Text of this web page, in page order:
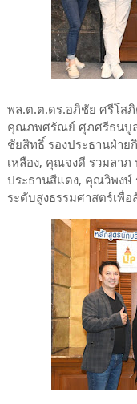
พล.ต.ต.ดร.อภิชัย ศรีโส
คุณภพศรัณย์ ศุภศรีธนบูล
ชัยสิทธิ์ รองประธานฝ่าย
เหลือง, คุณจงดี รวมลา
ประธานสีแดง, คุณวิพงษ์
ระดับสูงธรรมศาสตร์เพื่